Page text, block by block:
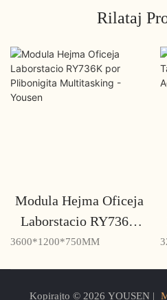
Rilataj
Modula Hejma Oficeja
Laborstacio RY736K
por Plibonigita
3600*1200*750MM
Kopirajto © 2026 YOUSEN |